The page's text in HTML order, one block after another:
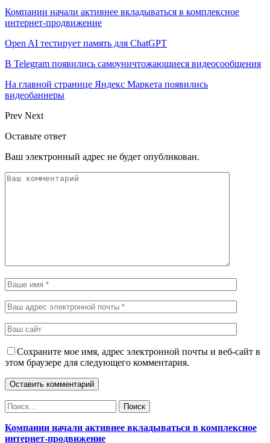
Компании начали активнее вкладываться в комплексное
интернет-продвижение
Open AI тестирует память для ChatGPT
В Telegram появились самоуничтожающиеся видеосообщения
На главной странице Яндекс Маркета появились
видеобаннеры
Prev Next
Оставьте ответ
Ваш электронный адрес не будет опубликован.
Сохраните мое имя, адрес электронной почты и веб-сайт в
этом браузере для следующего комментария.
Компании начали активнее вкладываться в комплексное
интернет-продвижение